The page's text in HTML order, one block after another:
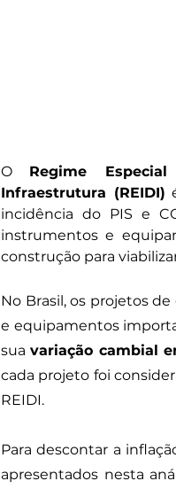
O Regime
Infraestrutura (REIDI)
incidência do PIS e
instrumentos e
construção para
No Brasil, os projetos
e equipamentos
sua variação cambial
cada projeto foi
REIDI.
Para descontar a
apresentados nesta